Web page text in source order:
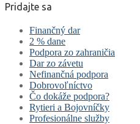
Pridajte sa
Finančný dar
2 % dane
Podpora zo zahraničia
Dar zo závetu
Nefinančná podpora
Dobrovoľníctvo
Čo dokáže podpora?
Rytieri a Bojovníčky
Profesionálne služby